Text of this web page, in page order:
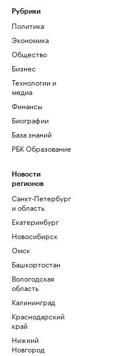
Рубрики
Политика
Экономика
Общество
Бизнес
Технологии и
медиа
Финансы
Биографии
База знаний
РБК Образование
Новости
регионов
Санкт-Петербург
и область
Екатеринбург
Новосибирск
Омск
Башкортостан
Вологодская
область
Калининград
Краснодарский
край
Нижний
Новгород